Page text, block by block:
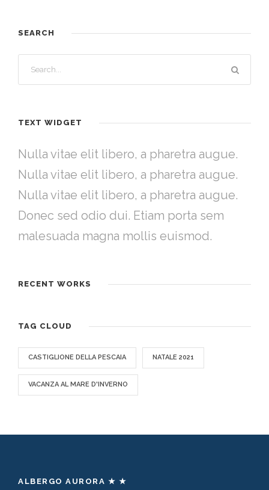
SEARCH
TEXT WIDGET
Nulla vitae elit libero, a pharetra augue.
Nulla vitae elit libero, a pharetra augue.
Nulla vitae elit libero, a pharetra augue.
Donec sed odio dui. Etiam porta sem
malesuada magna mollis euismod.
RECENT WORKS
TAG CLOUD
CASTIGLIONE DELLA PESCAIA NATALE 2021
VACANZA AL MARE D'INVERNO
ALBERGO AURORA ★ ★